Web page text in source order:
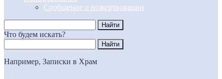
Сообщение о пожертвовании
Что будем искать?
Например, Записки в Храм